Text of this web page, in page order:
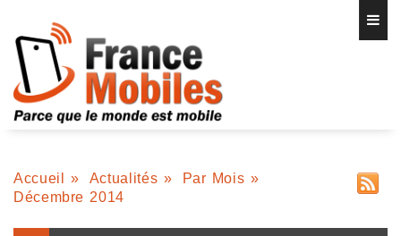
Accueil » Actualités » Par Mois »
Décembre 2014